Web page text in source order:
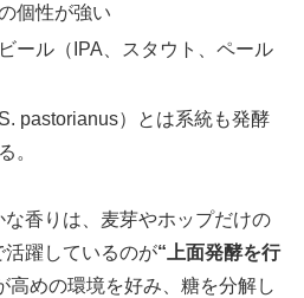
個性が強い
ール（IPA、スタウト、ペール
pastorianus）とは系統も発酵
。
香りは、麦芽やホップだけの
活躍しているのが“上面発酵を行
高めの環境を好み、糖を分解し